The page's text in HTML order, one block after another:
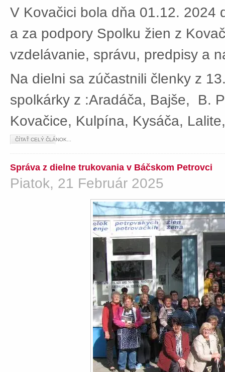
V Kovačici bola dňa 01.12. 2024
a za podpory Spolku žien z
vzdelávanie, správu, predpisy a
Na dielni sa zúčastnili členky z
spolkárky z :Aradáča, Bajše, B.
Kovačice, Kulpína, Kysáča,
ČÍTAŤ CELÝ ČLÁNOK...
Správa z dielne trukovania v Báčskom Petrovci
Piatok, 21 Február 2025